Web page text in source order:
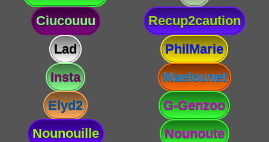
Ciucouuu
Recup2caution
Lad
PhilMarie
Insta
Maelounet
Elyd2
G-Genzoo
Nounouille
Nounoute